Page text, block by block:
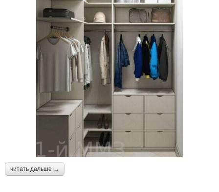
читать дальше →